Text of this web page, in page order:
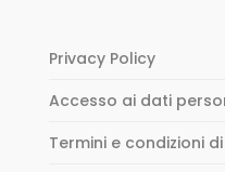
Privacy Policy
Accesso ai dati
Termini e condizioni